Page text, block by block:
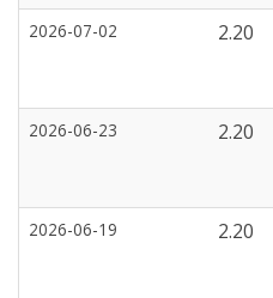
2026-07-02 2.20
2026-06-23 2.20
2026-06-19 2.20